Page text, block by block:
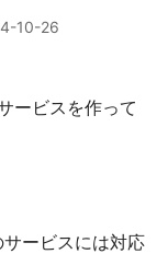
10-26
ービスを作って
ービスには対応